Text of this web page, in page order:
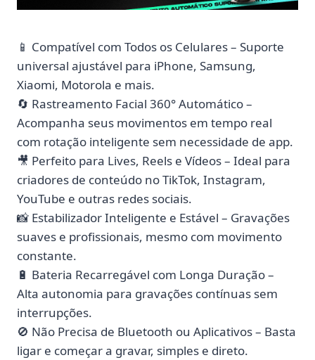
📱 Compatível com Todos os Celulares – Suporte
universal ajustável para iPhone, Samsung,
Xiaomi, Motorola e mais.
🔄 Rastreamento Facial 360° Automático –
Acompanha seus movimentos em tempo real
com rotação inteligente sem necessidade de app.
🎥 Perfeito para Lives, Reels e Vídeos – Ideal para
criadores de conteúdo no TikTok, Instagram,
YouTube e outras redes sociais.
📸 Estabilizador Inteligente e Estável – Gravações
suaves e profissionais, mesmo com movimento
constante.
🔋 Bateria Recarregável com Longa Duração –
Alta autonomia para gravações contínuas sem
interrupções.
🚫 Não Precisa de Bluetooth ou Aplicativos – Basta
ligar e começar a gravar, simples e direto.